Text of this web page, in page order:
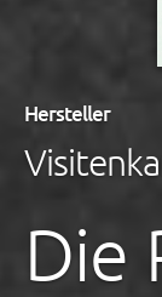
Hersteller
Die